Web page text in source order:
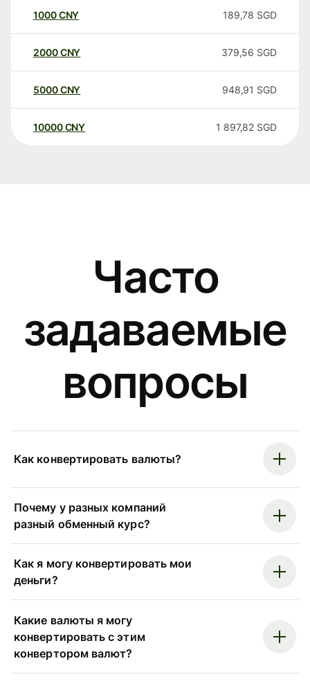
1000CNY 189,78 SGD
2000CNY 379,56 SGD
5000CNY 948,91 SGD
10000 CNY 1 897,82 SGD
Часто
задаваемые
вопросы
Как конвертировать валюты?
Почему у разных компаний
разный обменный курс?
Как я могу конвертировать мои
деньги?
Какие валюты я могу
конвертировать с этим
конвертором валют?